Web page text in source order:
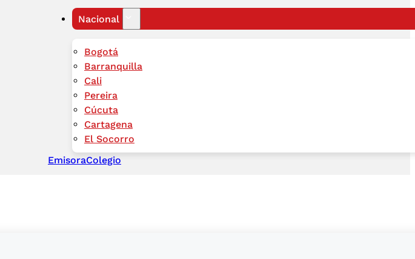
Nacional
Bogotá
Barranquilla
Cali
Pereira
Cúcuta
Cartagena
El Socorro
EmisoraColegio